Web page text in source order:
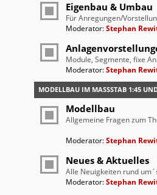
Eigenbau & Umbau
Für Anregungen/
Moderator:Stephan
Module, Segmente, fixe
Moderator:Stephan
MODELLBAU IM MASSSTAB 1:45 UND
Modellbau
Allgemeine Fragen zum
Moderator:Stephan
Neues & Aktuelles
Alle Neuigkeiten rund
Moderator:Stephan